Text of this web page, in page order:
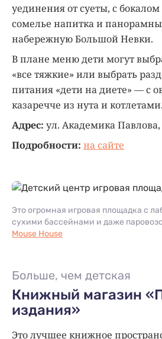
уединения от суеты, с
сомелье напитка и
набережную Большой Невки.
В плане меню дети могут
«все тяжкие» или выбрать
питания «дети на диете» — с
казаречче из нута и котлетами.
Адрес: ул. Академика Павлова,
Подробности: на сайте
Это огромная игровая площадка с
сухими бассейнами и даже
Mouse House
Больше, чем детская
Книжный магазин
издания»
Это лучшее книжное